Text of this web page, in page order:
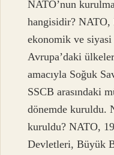
NATO’nun
hangisidir? NATO,
ekonomik ve siyasi
Avrupa’daki
amacıyla Soğuk
SSCB arasındaki
dönemde kuruldu.
kuruldu? NATO,
Devletleri, Büyük